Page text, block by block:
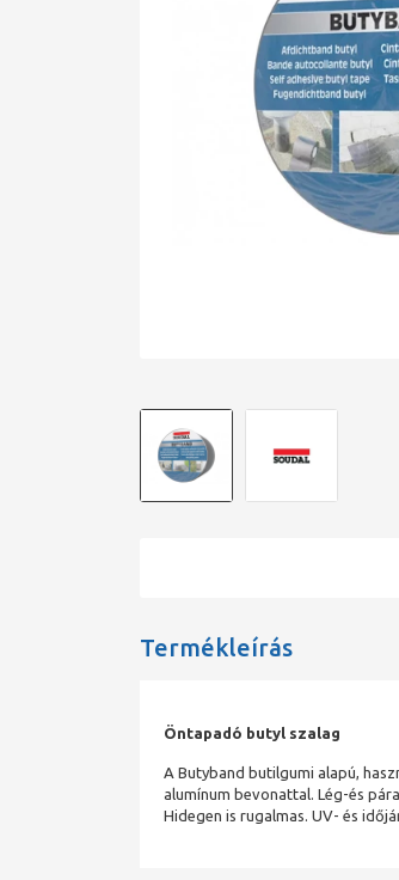
Termékleírás
Öntapadó butyl szalag
A Butyband butilgumi alapú,
alumínum bevonattal. Lég-és
Hidegen is rugalmas. UV- és